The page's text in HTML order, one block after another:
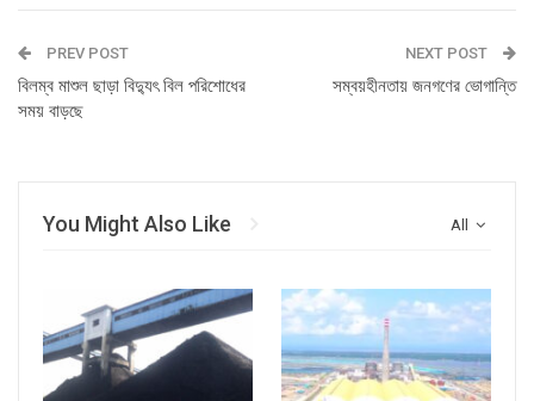
PREV POST
বিলম্ব মাশুল ছাড়া বিদ্যুৎ বিল পরিশোধের
সময় বাড়ছে
NEXT POST
সম্বয়হীনতায় জনগণের ভোগান্তি
All
You Might Also Like